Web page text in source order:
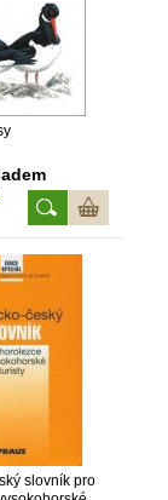
slovník pro